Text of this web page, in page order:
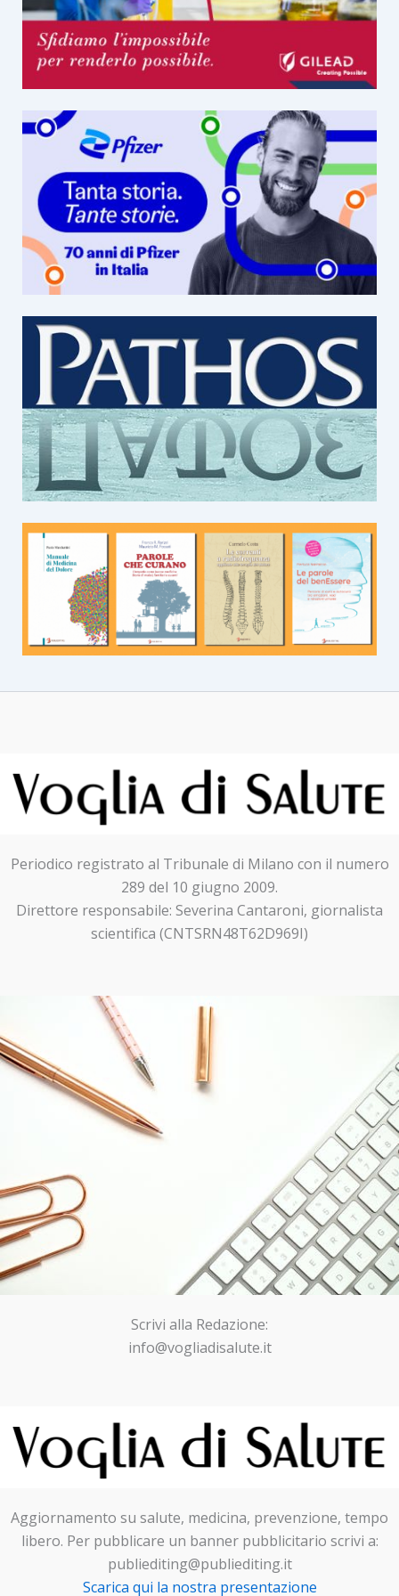
Periodico registrato al Tribunale di Milano con il numero
289 del 10 giugno 2009.
Direttore responsabile: Severina Cantaroni, giornalista
scientifica (CNTSRN48T62D969I)
Scrivi alla Redazione:
info@vogliadisalute.it
Aggiornamento su salute, medicina, prevenzione, tempo
libero. Per pubblicare un banner pubblicitario scrivi a:
publiediting@publiediting.it
Scarica qui la nostra presentazione